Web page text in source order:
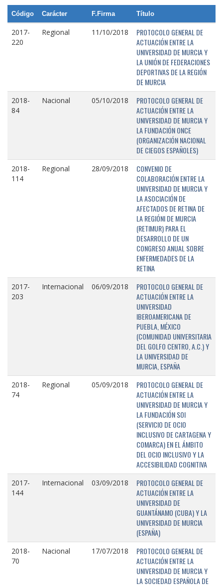
Código Carácter F.Firma Título
2017-
220
Regional 11/10/2018
PROTOCOLO GENERAL DE
ACTUACIÓN ENTRE LA
UNIVERSIDAD DE MURCIA Y
LA UNIÓN DE FEDERACIONES
DEPORTIVAS DE LA REGIÓN
DE MURCIA
2018-
84
Nacional 05/10/2018
PROTOCOLO GENERAL DE
ACTUACIÓN ENTRE LA
UNIVERSIDAD DE MURCIA Y
LA FUNDACIÓN ONCE
(ORGANIZACIÓN NACIONAL
DE CIEGOS ESPAÑOLES)
2018-
114
Regional 28/09/2018
CONVENIO DE
COLABORACIÓN ENTRE LA
UNIVERSIDAD DE MURCIA Y
LA ASOCIACIÓN DE
AFECTADOS DE RETINA DE
LA REGIÓNI DE MURCIA
(RETIMUR) PARA EL
DESARROLLO DE UN
CONGRESO ANUAL SOBRE
ENFERMEDADES DE LA
RETINA
2017-
203
Internacional 06/09/2018
PROTOCOLO GENERAL DE
ACTUACIÓN ENTRE LA
UNIVERSIDAD
IBEROAMERICANA DE
PUEBLA, MÉXICO
(COMUNIDAD UNIVERSITARIA
DEL GOLFO CENTRO, A.C.) Y
LA UNIVERSIDAD DE
MURCIA, ESPAÑA
2018-
74
Regional 05/09/2018
PROTOCOLO GENERAL DE
ACTUACIÓN ENTRE LA
UNIVERSIDAD DE MURCIA Y
LA FUNDACIÓN SOI
(SERVICIO DE OCIO
INCLUSIVO DE CARTAGENA Y
COMARCA) EN EL ÁMBITO
DEL OCIO INCLUSIVO Y LA
ACCESIBILIDAD COGNITIVA
2017-
144
Internacional 03/09/2018
PROTOCOLO GENERAL DE
ACTUACIÓN ENTRE LA
UNIVERSIDAD DE
GUANTÁNAMO (CUBA) Y LA
UNIVERSIDAD DE MURCIA
(ESPAÑA)
2018-
70
Nacional 17/07/2018
PROTOCOLO GENERAL DE
ACTUACIÓN ENTRE LA
UNIVERSIDAD DE MURCIA Y
LA SOCIEDAD ESPAÑOLA DE